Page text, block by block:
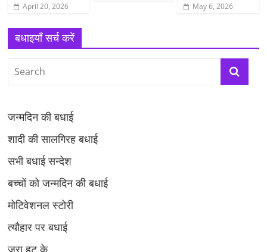
April 20, 2026 May 6, 2026
बधाइयाँ सर्च करें
जन्मदिन की बधाई
शादी की सालगिरह बधाई
सभी बधाई सन्देश
बच्चों को जन्मदिन की बधाई
मोटिवेशनल स्टोरी
त्यौहार पर बधाई